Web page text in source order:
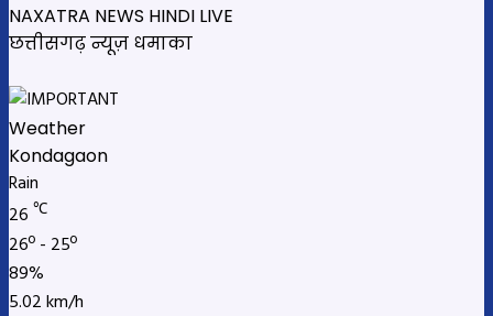
NAXATRA NEWS HINDI LIVE
छत्तीसगढ़ न्यूज़ धमाका
Weather
Kondagaon
Rain
26 ℃
26º - 25º
89%
5.02 km/h